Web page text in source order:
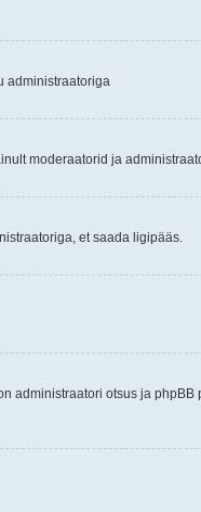
administraatoriga
moderaatorid ja
et saada ligipääs.
administraatori otsus ja